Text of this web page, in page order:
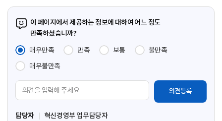
페
이
지
페
이
페
이
막
페
이 페이지에서 제공하는 정보에 대하여 어느 정도
만족하셨습니까?
매우만족
만족 보통
불만족
매우불만족
견
입
담당자 혁신경영부 업무담당자